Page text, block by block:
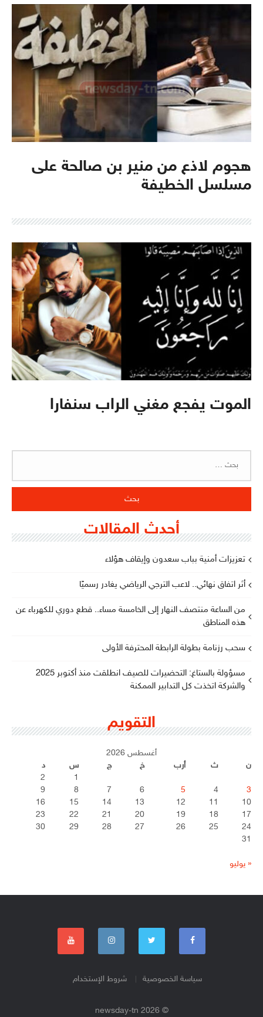
هجوم لاذع من منير بن صالحة على
مسلسل الخطيفة
الموت يفجع مغني الراب سنفارا
أحدث المقالات
تعزيزات أمنية بباب سعدون وإيقاف هؤلاء
أثر اتفاق نهائي.. لاعب الترجي الرياضي يغادر رسميًا
من الساعة منتصف النهار إلى الخامسة مساء.. قطع دوري للكهرباء عن
هذه المناطق
سحب رزنامة بطولة الرابطة المحترفة الأولى
مسؤولة بالستاغ: التحضيرات للصيف انطلقت منذ أكتوبر 2025
والشركة اتخذت كل التدابير الممكنة
التقويم
أغسطس 2026
ن
ث أرب خ ج س
د
1
2
3
4
5
6
7
8
9
10
11
12
13
14
15
16
17
18
19
20
21
22
23
24
25
26
27
28
29
30
31
« يوليو
سياسة الخصوصية شروط الإستخدام
© 2026 newsday-tn